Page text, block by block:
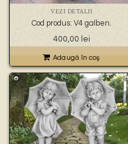
VEZI DETALII
Cod produs: V4 galben.
400,00 lei
Adaugă în coş